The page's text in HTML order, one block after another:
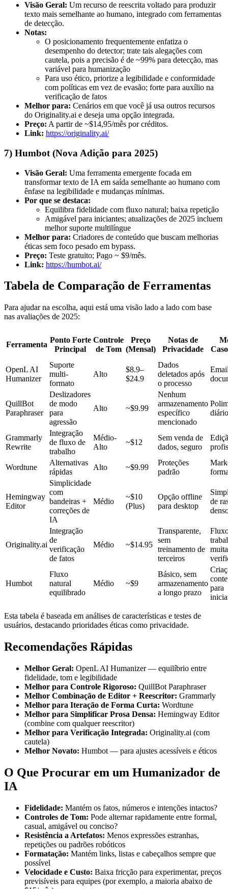
Visão Geral: Um recurso de reescrita voltado para produzir
texto mais semelhante ao humano, integrado com ferramentas
de detecção.
Notas:
O posicionamento frequentemente enfatiza o
desempenho do detector; trate tais alegações com
cautela, pois a precisão é de ~99% para detecção, mas
variável para humanização
Para uso ético, priorize a legibilidade e conformidade
com políticas em vez de evasão; forte para auxílio na
verificação de fatos
Melhor para: Cenários em que você já usa outros recursos
do Originality.ai e deseja uma opção integrada.
Preço: A partir de ~$14,95/mês por créditos.
Link: https://originality.ai/
7) Humbot (Nova Adição para 2025)
Visão Geral: Uma ferramenta emergente focada em
transformar texto de IA em saída semelhante ao humano com
ênfase na legibilidade e mudanças mínimas.
Por que se destaca:
Equilibra fidelidade com fluxo natural; baixa repetição
Amigável para iniciantes; atualizações de 2025 incluem
melhor suporte multilíngue
Melhor para: Criadores de conteúdo que buscam melhorias
éticas sem foco pesado em bypass.
Preço: Teste gratuito; Pago ~ $9/mês.
Link: https://humbot.ai/
Tabela de Comparação de Ferramentas
Para ajudar na escolha, aqui está uma visão lado a lado com base
nas avaliações de 2025:
Ferramenta
Ponto Forte
Principal
Controle
de Tom
Preço
(Mensal)
Notas de
Privacidade
OpenL AI
Humanizer
Suporte
multi-
formato
Alto
$8.9–
$24.9
Dados
deletados após
o processo
QuillBot
Paraphraser
Deslizadores
de modo
para
agressão
Alto ~$9.99
Nenhum
armazenamento
específico
mencionado
diário
Grammarly
Rewrite
Integração
de fluxo de
trabalho
Médio-
Alto
~$12
Sem venda de
dados, seguro
Wordtune
Alternativas
rápidas
Alto ~$9.99
Proteções
padrão
Hemingway
Editor
Simplicidade
com
bandeiras +
correções de
IA
Médio
~$10
(Plus)
Opção offline
para desktop
de
Originality.ai
Integração
de
verificação
de fatos
Médio ~$14.95
Transparente,
sem
treinamento de
terceiros
muita
Humbot
Fluxo
natural
equilibrado
Médio ~$9
Básico, sem
armazenamento
a longo prazo
para
Esta tabela é baseada em análises de características e testes de
usuários, destacando prioridades éticas como privacidade.
Recomendações Rápidas
Melhor Geral: OpenL AI Humanizer — equilíbrio entre
fidelidade, tom e legibilidade
Melhor para Controle Rigoroso: QuillBot Paraphraser
Melhor Combinação de Editor + Reescritor: Grammarly
Melhor para Iteração de Forma Curta: Wordtune
Melhor para Simplificar Prosa Densa: Hemingway Editor
(combine com qualquer reescritor)
Melhor para Verificação Integrada: Originality.ai (com
cautela)
Melhor Novato: Humbot — para ajustes acessíveis e éticos
O Que Procurar em um Humanizador de
IA
Fidelidade: Mantém os fatos, números e intenções intactos?
Controles de Tom: Pode alternar rapidamente entre formal,
casual, amigável ou conciso?
Resistência a Artefatos: Menos expressões estranhas,
repetições ou padrões robóticos
Formatação: Mantém links, listas e cabeçalhos sempre que
possível
Velocidade e Custo: Baixa fricção para experimentar, preços
previsíveis para equipes (por exemplo, a maioria abaixo de